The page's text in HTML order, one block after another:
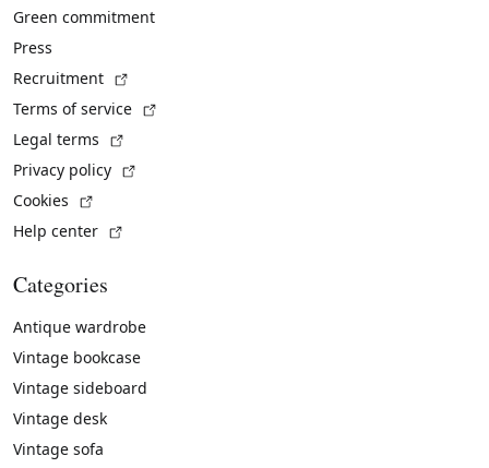
Green commitment
Press
Recruitment
Terms of service
Legal terms
Privacy policy
Cookies
Help center
Categories
Antique wardrobe
Vintage bookcase
Vintage sideboard
Vintage desk
Vintage sofa